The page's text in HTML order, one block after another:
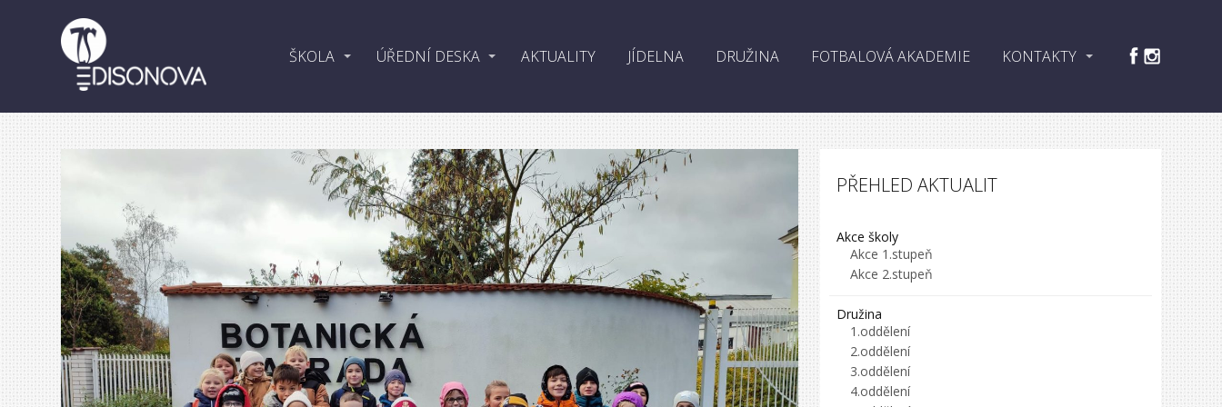
ŠKOLA ÚŘEDNÍ DESKA AKTUALITY JÍDELNA DRUŽINA FOTBALOVÁ AKADEMIE KONTAKTY
PŘEHLED AKTUALIT
Akce školy
Akce 1.stupeň
Akce 2.stupeň
Družina
1.oddělení
2.oddělení
3.oddělení
4.oddělení